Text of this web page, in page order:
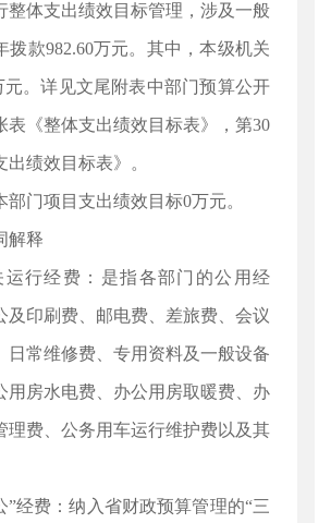
整体支出绩效目标管理，涉及一般
拨款982.60万元。其中，本级机关
元。详见文尾附表中部门预算公开
表《整体支出绩效目标表》，第30
绩效目标表》。
部门项目支出绩效目标0万元。
解释
运行经费：是指各部门的公用经
及印刷费、邮电费、差旅费、会议
日常维修费、专用资料及一般设备
用房水电费、办公用房取暖费、办
理费、公务用车运行维护费以及其
”经费：纳入省财政预算管理的“三